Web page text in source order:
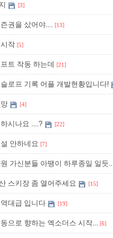
[3]
권을 샀어야.... [13]
작 [5]
트 작동 하는데 [21]
로프 기록 어플 개발현황입니다!
[4]
시나요 ....? [22]
안하네요 [7]
가신분들 아땡이 하루종일 일듯..
스키장 좀 열어주세요 [15]
대급 입니다 [19]
으로 향하는 엑소더스 시작... [6]